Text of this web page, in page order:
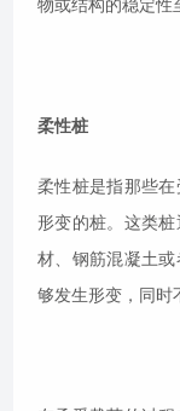
物或结构的稳定性
柔性桩
柔性桩是指那些
形变的桩。这类
材、钢筋混凝土
够发生形变，同时